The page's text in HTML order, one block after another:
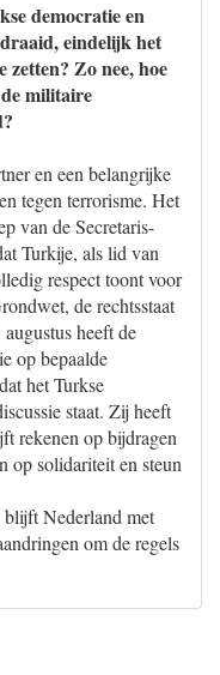
democratie en
eindelijk het
Zo nee, hoe
militaire
en een belangrijke
tegen terrorisme. Het
van de Secretaris-
Turkije, als lid van
respect toont voor
de rechtsstaat
heeft de
op bepaalde
het Turkse
staat. Zij heeft
rekenen op bijdragen
op solidariteit en steun
blijft Nederland met
om de regels